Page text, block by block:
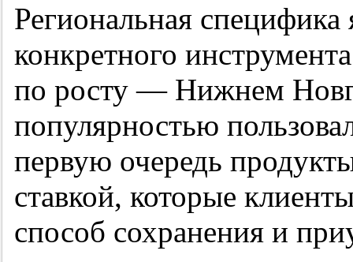
Региональная специфика
конкретного
по росту — Нижнем
популярностью
первую очередь
ставкой, которые
способ сохранения и